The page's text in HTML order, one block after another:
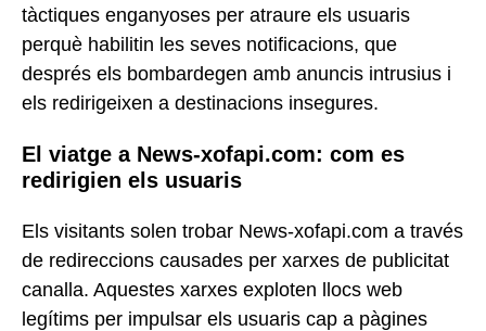
tàctiques enganyoses per atraure els usuaris
perquè habilitin les seves notificacions, que
després els bombardegen amb anuncis intrusius i
els redirigeixen a destinacions insegures.
El viatge a News-xofapi.com: com es
redirigien els usuaris
Els visitants solen trobar News-xofapi.com a través
de redireccions causades per xarxes de publicitat
canalla. Aquestes xarxes exploten llocs web
legítims per impulsar els usuaris cap a pàgines